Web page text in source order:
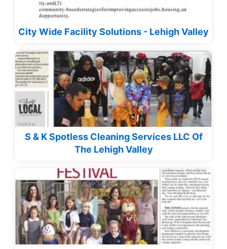
City Wide Facility Solutions - Lehigh Valley
S & K Spotless Cleaning Services LLC Of
The Lehigh Valley